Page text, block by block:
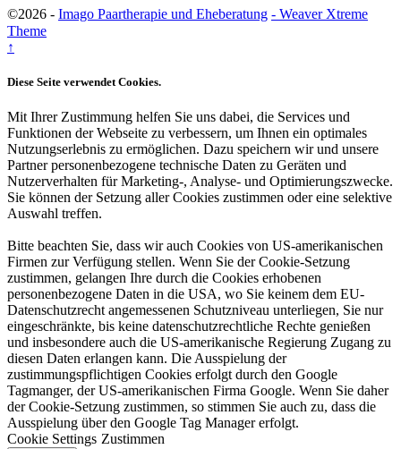
©2026 - Imago Paartherapie und Eheberatung - Weaver Xtreme
Theme
↑
Diese Seite verwendet Cookies.
Mit Ihrer Zustimmung helfen Sie uns dabei, die Services und
Funktionen der Webseite zu verbessern, um Ihnen ein optimales
Nutzungserlebnis zu ermöglichen. Dazu speichern wir und unsere
Partner personenbezogene technische Daten zu Geräten und
Nutzerverhalten für Marketing-, Analyse- und Optimierungszwecke.
Sie können der Setzung aller Cookies zustimmen oder eine selektive
Auswahl treffen.
Bitte beachten Sie, dass wir auch Cookies von US-amerikanischen
Firmen zur Verfügung stellen. Wenn Sie der Cookie-Setzung
zustimmen, gelangen Ihre durch die Cookies erhobenen
personenbezogene Daten in die USA, wo Sie keinem dem EU-
Datenschutzrecht angemessenen Schutzniveau unterliegen, Sie nur
eingeschränkte, bis keine datenschutzrechtliche Rechte genießen
und insbesondere auch die US-amerikanische Regierung Zugang zu
diesen Daten erlangen kann. Die Ausspielung der
zustimmungspflichtigen Cookies erfolgt durch den Google
Tagmanger, der US-amerikanischen Firma Google. Wenn Sie daher
der Cookie-Setzung zustimmen, so stimmen Sie auch zu, dass die
Ausspielung über den Google Tag Manager erfolgt.
Cookie Settings Zustimmen